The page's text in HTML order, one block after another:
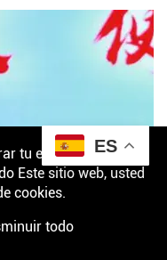
tu experiencia de
Este sitio web, usted
cookies.
todo
ES